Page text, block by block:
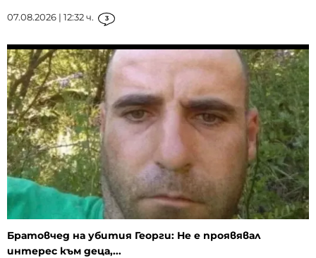
07.08.2026 | 12:32 ч. 3
Братовчед на убития Георги: Не е проявявал
интерес към деца,...